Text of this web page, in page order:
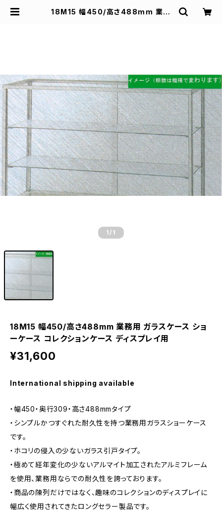
18M15 幅450/高さ488mm 業務
1 /1
18M15 幅450/高さ488mm 業務用 ガラスケース ショ
ーケース コレクションケース ディスプレイ用
¥31,600
International shipping available
・幅450・奥行309・高さ488mmタイプ
・シンプルかつすぐれた耐久性を持つ業務用ガラスショーケース
です。
・ホコリの侵入の少ないガラス引戸タイプ。
・極めて経年変化の少ないアルマイト加工されたアルミフレーム
を使用、業務用ならでの耐久性を誇っております。
・商品の陳列だけではなく、趣味のコレクションのディスプレイに
幅広く使用されてきたロングセラー製品です。